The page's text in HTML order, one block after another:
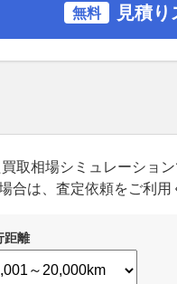
無料 見積
取相場シミュレーショ
合は、査定依頼をご利用
距離